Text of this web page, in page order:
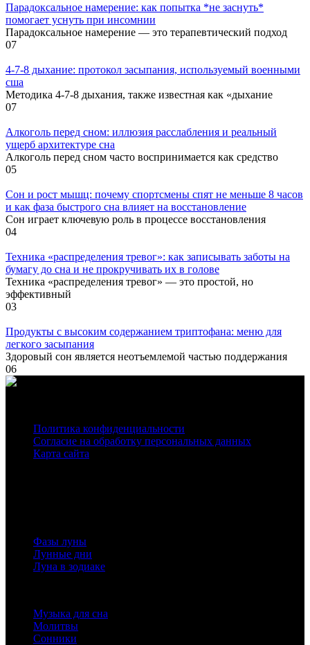
Парадоксальное намерение: как попытка *не заснуть*
помогает уснуть при инсомнии
Парадоксальное намерение — это терапевтический подход
07
4-7-8 дыхание: протокол засыпания, используемый военными
сша
Методика 4-7-8 дыхания, также известная как «дыхание
07
Алкоголь перед сном: иллюзия расслабления и реальный
ущерб архитектуре сна
Алкоголь перед сном часто воспринимается как средство
05
Сон и рост мышц: почему спортсмены спят не меньше 8 часов
и как фаза быстрого сна влияет на восстановление
Сон играет ключевую роль в процессе восстановления
04
Техника «распределения тревог»: как записывать заботы на
бумагу до сна и не прокручивать их в голове
Техника «распределения тревог» — это простой, но
эффективный
03
Продукты с высоким содержанием триптофана: меню для
легкого засыпания
Здоровый сон является неотъемлемой частью поддержания
06
Политика конфиденциальности
Согласие на обработку персональных данных
Карта сайта
Фазы луны
Лунные дни
Луна в зодиаке
Музыка для сна
Молитвы
Сонники